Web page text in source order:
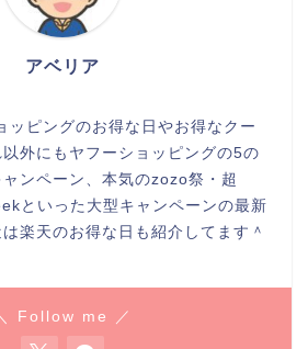
アベリア
ッピングのお得な日やお得なクー
外にもヤフーショッピングの5の
ンペーン、本気のzozo祭・超
といった大型キャンペーンの最新
楽天のお得な日も紹介してます＾
Follow me ／